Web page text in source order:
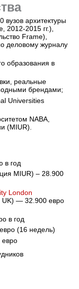
вузов архитектуры
2012-2015 гг.),
Frame),
деловому журналу
образования в
реальные
брендами;
Universities
NABA,
(MIUR).
в год
MIUR) – 28.900
London
UK) — 32.900 евро
в год
(16 недель)
евро